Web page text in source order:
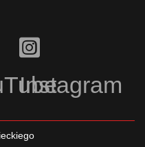
Instagram